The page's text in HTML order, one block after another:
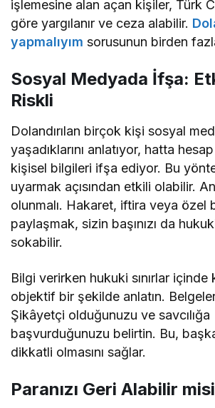
işlemesine alan açan kişiler, Türk
göre yargılanır ve ceza alabilir.
yapmalıyım sorusunun birden
Sosyal Medyada İfşa:
Riskli
Dolandırılan birçok kişi sosyal
yaşadıklarını anlatıyor, hatta
kişisel bilgileri ifşa ediyor. Bu
uyarmak açısından etkili olabilir.
olunmalı. Hakaret, iftira veya özel
paylaşmak, sizin başınızı da
sokabilir.
Bilgi verirken hukuki sınırlar içinde
objektif bir şekilde anlatın.
Şikâyetçi olduğunuzu ve savcılığa
başvurduğunuzu belirtin. Bu,
dikkatli olmasını sağlar.
Paranızı Geri Alabilir